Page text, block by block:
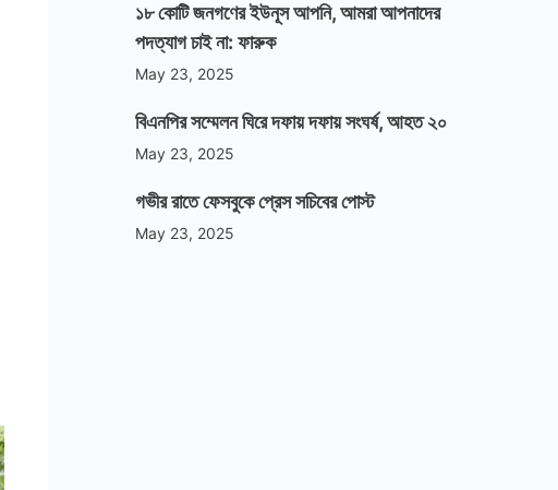
১৮ কোটি জনগণের ইউনূস আপনি, আমরা আপনাদের
পদত্যাগ চাই না: ফারুক
May 23, 2025
বিএনপির সম্মেলন ঘিরে দফায় দফায় সংঘর্ষ, আহত ২০
May 23, 2025
গভীর রাতে ফেসবুকে প্রেস সচিবের পোস্ট
May 23, 2025